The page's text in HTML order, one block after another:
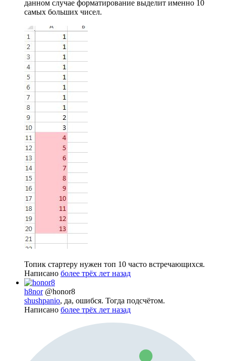
данном случае форматирование выделит именно 10
самых больших чисел.
Топик стартеру нужен топ 10 часто встречающихся.
Написано более трёх лет назад
h8nor @honor8
shushpanio, да, ошибся. Тогда подсчётом.
Написано более трёх лет назад